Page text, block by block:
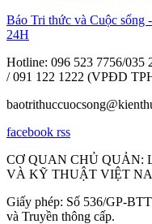
Báo Tri thức và Cuộc
24H
Hotline: 096 523 7756/035
/ 091 122 1222 (VPĐD
facebook rss
CƠ QUAN CHỦ QUẢN:
VÀ KỸ THUẬT VIỆT
Giấy phép: Số 536/GP-
và Truyền thông cấp.